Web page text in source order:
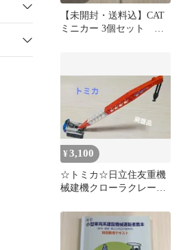
【未開封・送料込】CAT
ミニカー 3個セット 建
¥3,100
☆トミカ☆日立住友重機
械建機クローラクレーン